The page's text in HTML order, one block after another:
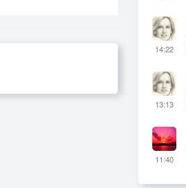
14:22
13:13
11:40